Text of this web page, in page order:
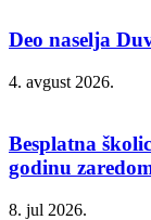
Deo naselja
4. avgust 2026.
Besplatna
godinu
8. jul 2026.